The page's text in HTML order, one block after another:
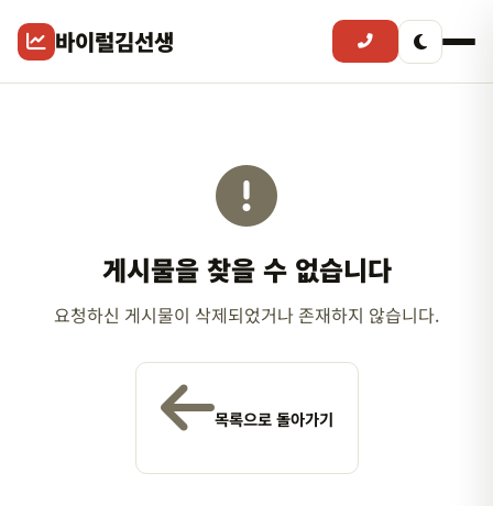
바이럴김선생
게시물을 찾을 수 없습니다
요청하신 게시물이 삭제되었거나 존재하지 않습니다.
목록으로 돌아가기